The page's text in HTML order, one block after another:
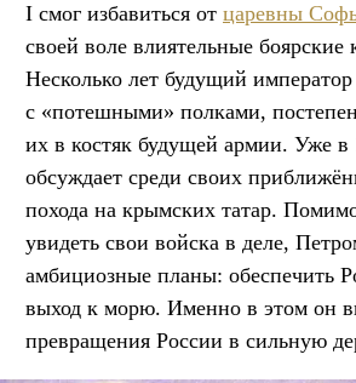
I смог избавиться от царевны
своей воле влиятельные боярские
Несколько лет будущий
с «потешными» полками,
их в костяк будущей армии. Уже в
обсуждает среди своих
похода на крымских татар.
увидеть свои войска в деле,
амбициозные планы: обеспечить
выход к морю. Именно в этом он
превращения России в сильную